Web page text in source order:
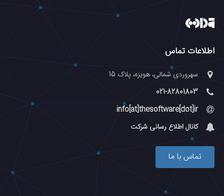
اطلاعات تماس
سهروردی شمالی، هویزه، پلاک 15
021-82801803
info[at]thesoftware[dot]ir
کانال اطلاع رسانی شرکت
تماس با ما